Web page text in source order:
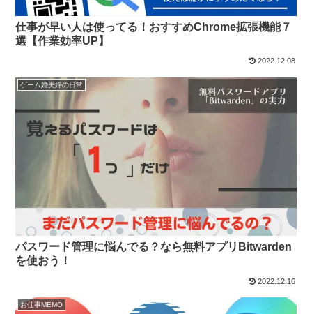
仕事が早い人は使ってる！おすすめChrome拡張機能７
選【作業効率UP】
2022.12.08
ゲーム婚夫婦の日常
パスワード管理に悩んでる？なら無料アプリBitwarden
を使おう！
2022.12.16
お仕事MEMO